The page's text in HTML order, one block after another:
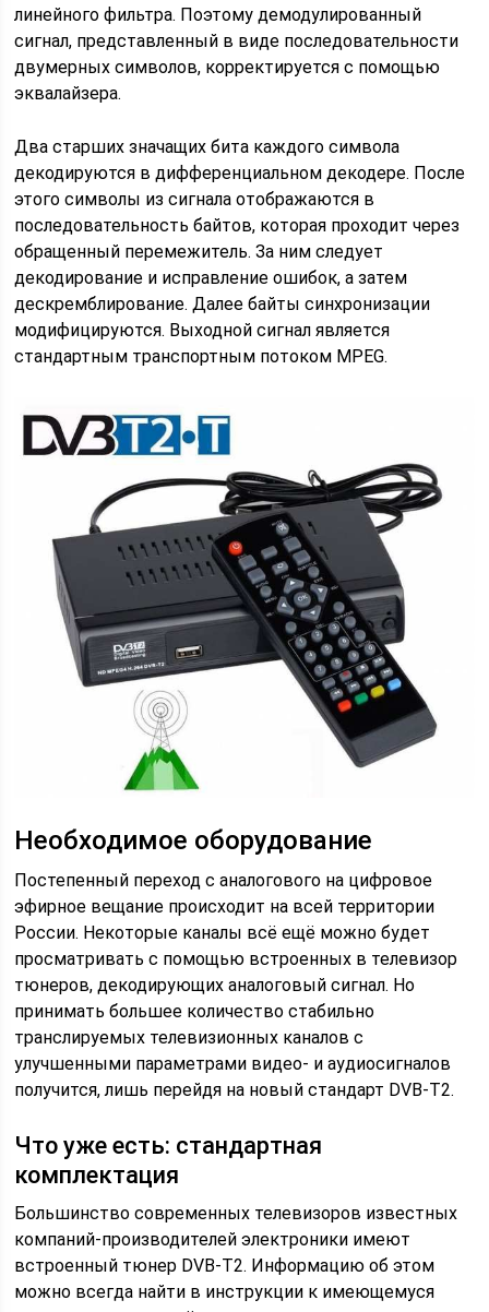
линейного фильтра. Поэтому демодулированный
сигнал, представленный в виде последовательности
двумерных символов, корректируется с помощью
эквалайзера.
Два старших значащих бита каждого символа
декодируются в дифференциальном декодере. После
этого символы из сигнала отображаются в
последовательность байтов, которая проходит через
обращенный перемежитель. За ним следует
декодирование и исправление ошибок, а затем
дескремблирование. Далее байты синхронизации
модифицируются. Выходной сигнал является
стандартным транспортным потоком MPEG.
Необходимое оборудование
Постепенный переход с аналогового на цифровое
эфирное вещание происходит на всей территории
России. Некоторые каналы всё ещё можно будет
просматривать с помощью встроенных в телевизор
тюнеров, декодирующих аналоговый сигнал. Но
принимать большее количество стабильно
транслируемых телевизионных каналов с
улучшенными параметрами видео- и аудиосигналов
получится, лишь перейдя на новый стандарт DVB-T2.
Что уже есть: стандартная
комплектация
Большинство современных телевизоров известных
компаний-производителей электроники имеют
встроенный тюнер DVB-T2. Информацию об этом
можно всегда найти в инструкции к имеющемуся